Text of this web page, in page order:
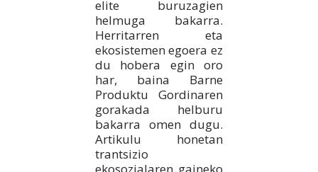
elite buruzagien
helmuga bakarra.
Herritarren eta
ekosistemen egoera ez
du hobera egin oro
har, baina Barne
Produktu Gordinaren
gorakada helburu
bakarra omen dugu.
Artikulu honetan
trantsizio
ekosozialaren gaineko